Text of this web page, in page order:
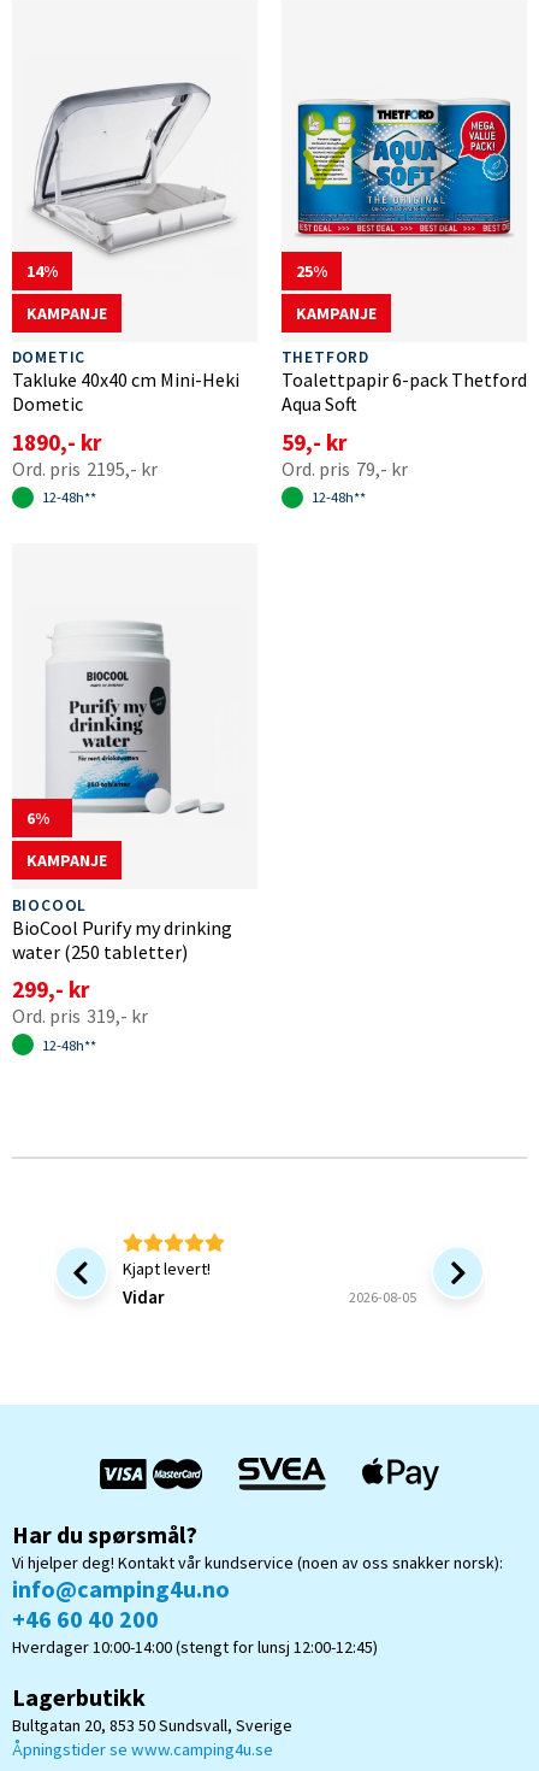
14
KAMPANJE
DOMETIC
Takluke 40x40 cm Mini-Heki
Dometic
1890,- kr
2195,- kr
12-48h**
25
KAMPANJE
THETFORD
Toalettpapir 6-pack Thetford
Aqua Soft
59,- kr
79,- kr
12-48h**
6
KAMPANJE
BIOCOOL
BioCool Purify my drinking
water (250 tabletter)
299,- kr
319,- kr
12-48h**
Kjapt levert!
Vidar 2026-08-05
Bra at
Har du spørsmål?
Vi hjelper deg! Kontakt vår kundservice (noen av oss snakker norsk):
info@camping4u.no
+46 60 40 200
Hverdager 10:00-14:00 (stengt for lunsj 12:00-12:45)
Lagerbutikk
Bultgatan 20, 853 50 Sundsvall, Sverige
Åpningstider se www.camping4u.se